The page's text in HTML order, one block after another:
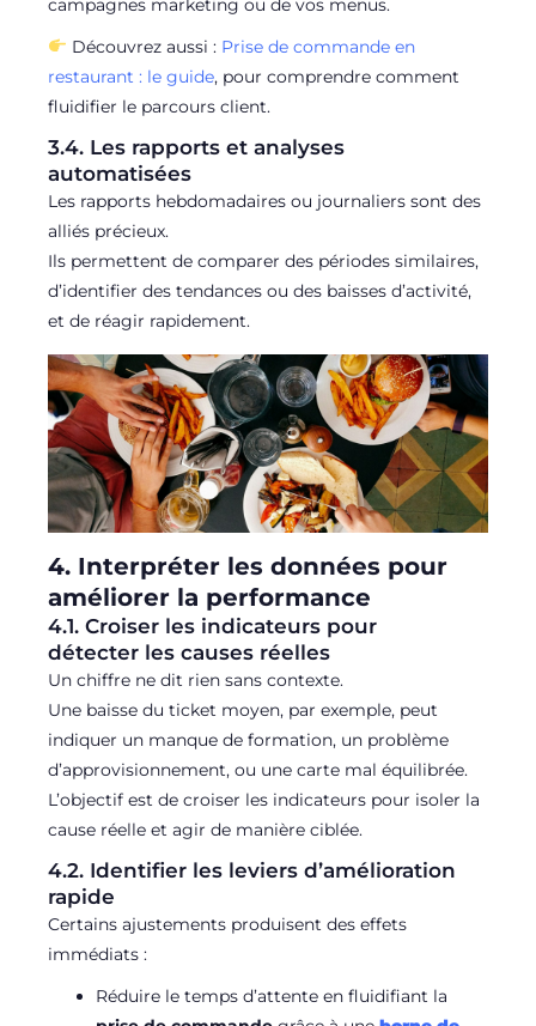
campagnes marketing ou de vos menus.
Découvrez aussi : Prise de commande en
restaurant : le guide, pour comprendre comment
fluidifier le parcours client.
3.4. Les rapports et analyses
automatisées
Les rapports hebdomadaires ou journaliers sont des
alliés précieux.
Ils permettent de comparer des périodes similaires,
d’identifier des tendances ou des baisses d’activité,
et de réagir rapidement.
4. Interpréter les données pour
améliorer la performance
4.1. Croiser les indicateurs pour
détecter les causes réelles
Un chiffre ne dit rien sans contexte.
Une baisse du ticket moyen, par exemple, peut
indiquer un manque de formation, un problème
d’approvisionnement, ou une carte mal équilibrée.
L’objectif est de croiser les indicateurs pour isoler la
cause réelle et agir de manière ciblée.
4.2. Identifier les leviers d’amélioration
rapide
Certains ajustements produisent des effets
immédiats :
Réduire le temps d’attente en fluidifiant la